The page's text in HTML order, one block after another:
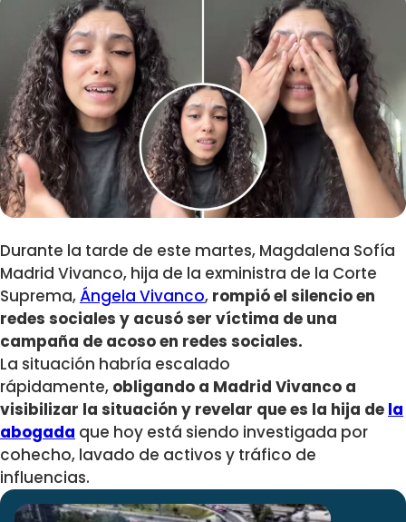
Durante la tarde de este martes, Magdalena Sofía
Madrid Vivanco, hija de la exministra de la Corte
Suprema,Ángela Vivanco, rompió el silencio en
redes sociales y acusó ser víctima de una
campaña de acoso en redes sociales.
La situación habría escalado
rápidamente, obligando a Madrid Vivanco a
visibilizar la situación y revelar que es la hija de la
abogada que hoy está siendo investigada por
cohecho, lavado de activos y tráfico de
influencias.